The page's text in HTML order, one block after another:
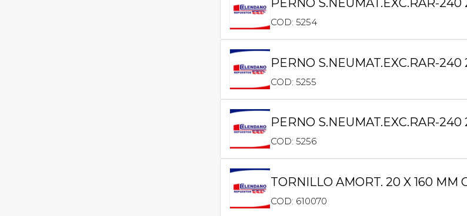
COD: 5254
PERNO S.NEUMAT.EXC.RAR-
COD: 5255
PERNO S.NEUMAT.EXC.RAR-
COD: 5256
TORNILLO AMORT. 20 X 160 MM
COD: 610070